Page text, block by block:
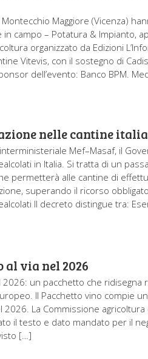
Maggiore (Vicenza)
in campo – Potatura & Impianto,
organizzato da Edizioni
Vitevis, con il sostegno di
dell’evento: Banco BPM.
nelle cantine
Mef–Masaf, il
in Italia. Si tratta di un
permetterà alle cantine di
superando il ricorso
Il decreto distingue tra:
al via nel 2026
2026: un pacchetto che ridisegna
Il Pacchetto vino compie
2026. La Commissione
il testo e dato mandato per il
[…]